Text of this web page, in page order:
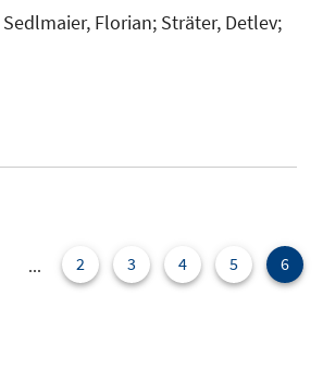
Sedlmaier, Florian; Sträter, Detlev;
... 2 3 4 5 6